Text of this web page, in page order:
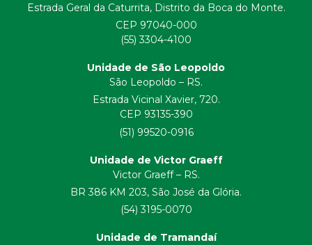
Estrada Geral da Caturrita, Distrito da Boca do Monte.
CEP 97040-000
(55) 3304-4100
Unidade de São Leopoldo
São Leopoldo – RS.
Estrada Vicinal Xavier, 720.
CEP 93135-390
(51) 99520-0916
Unidade de Victor Graeff
Victor Graeff – RS.
BR 386 KM 203, São José da Glória.
(54) 3195-0070
Unidade de Tramandaí